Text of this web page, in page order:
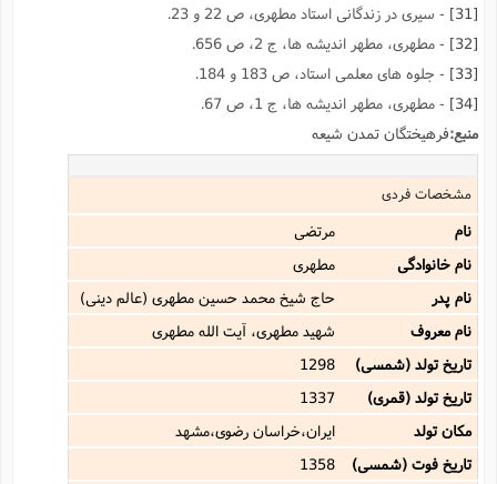
- سیرى در زندگانى استاد مطهرى، ص 22 و 23.
- مطهرى، مطهر اندیشه ها، ج 2، ص 656.
- جلوه هاى معلمى استاد، ص 183 و 184.
- مطهرى، مطهر اندیشه ها، ج 1، ص 67.
منبع:فرهیختگان تمدن شیعه
مشخصات فردی
نام
مرتضی
نام خانوادگی
مطهری
نام پدر
حاج شیخ محمد حسین مطهرى (عالم دینى)
نام معروف
شهید مطهرى، آیت الله مطهرى
تاریخ تولد (شمسی)
1298
تاریخ تولد (قمری)
1337
مکان تولد
ایران،خراسان رضوی،مشهد
تاریخ فوت (شمسی)
1358